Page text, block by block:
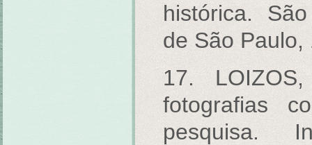
histórica.
de São Paulo,
17.
fotografias
pesquisa.